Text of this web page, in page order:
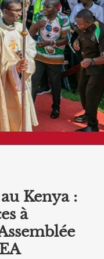
Kenya :
à